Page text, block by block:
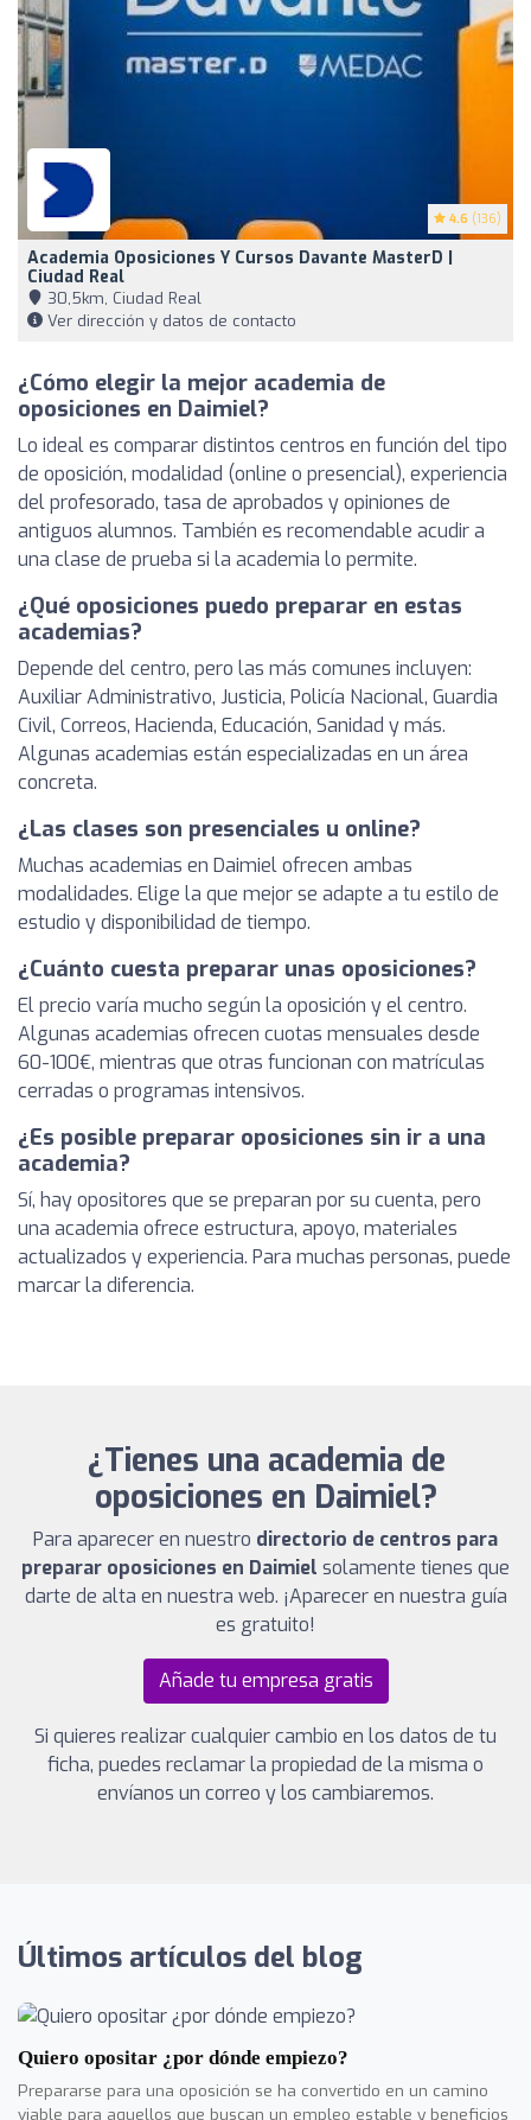
4.6 (136)
Academia Oposiciones Y Cursos Davante MasterD |
Ciudad Real
30,5km, Ciudad Real
Ver dirección y datos de contacto
¿Cómo elegir la mejor academia de
oposiciones en Daimiel?
Lo ideal es comparar distintos centros en función del tipo
de oposición, modalidad (online o presencial), experiencia
del profesorado, tasa de aprobados y opiniones de
antiguos alumnos. También es recomendable acudir a
una clase de prueba si la academia lo permite.
¿Qué oposiciones puedo preparar en estas
academias?
Depende del centro, pero las más comunes incluyen:
Auxiliar Administrativo, Justicia, Policía Nacional, Guardia
Civil, Correos, Hacienda, Educación, Sanidad y más.
Algunas academias están especializadas en un área
concreta.
¿Las clases son presenciales u online?
Muchas academias en Daimiel ofrecen ambas
modalidades. Elige la que mejor se adapte a tu estilo de
estudio y disponibilidad de tiempo.
¿Cuánto cuesta preparar unas oposiciones?
El precio varía mucho según la oposición y el centro.
Algunas academias ofrecen cuotas mensuales desde
60-100€, mientras que otras funcionan con matrículas
cerradas o programas intensivos.
¿Es posible preparar oposiciones sin ir a una
academia?
Sí, hay opositores que se preparan por su cuenta, pero
una academia ofrece estructura, apoyo, materiales
actualizados y experiencia. Para muchas personas, puede
marcar la diferencia.
¿Tienes una academia de
oposiciones en Daimiel?
Para aparecer en nuestro directorio de centros para
preparar oposiciones en Daimiel solamente tienes que
darte de alta en nuestra web. ¡Aparecer en nuestra guía
es gratuito!
Añade tu empresa gratis
Si quieres realizar cualquier cambio en los datos de tu
ficha, puedes reclamar la propiedad de la misma o
envíanos un correo y los cambiaremos.
Últimos artículos del blog
Quiero opositar ¿por dónde empiezo?
Prepararse para una oposición se ha convertido en un camino
viable para aquellos que buscan un empleo estable y beneficios